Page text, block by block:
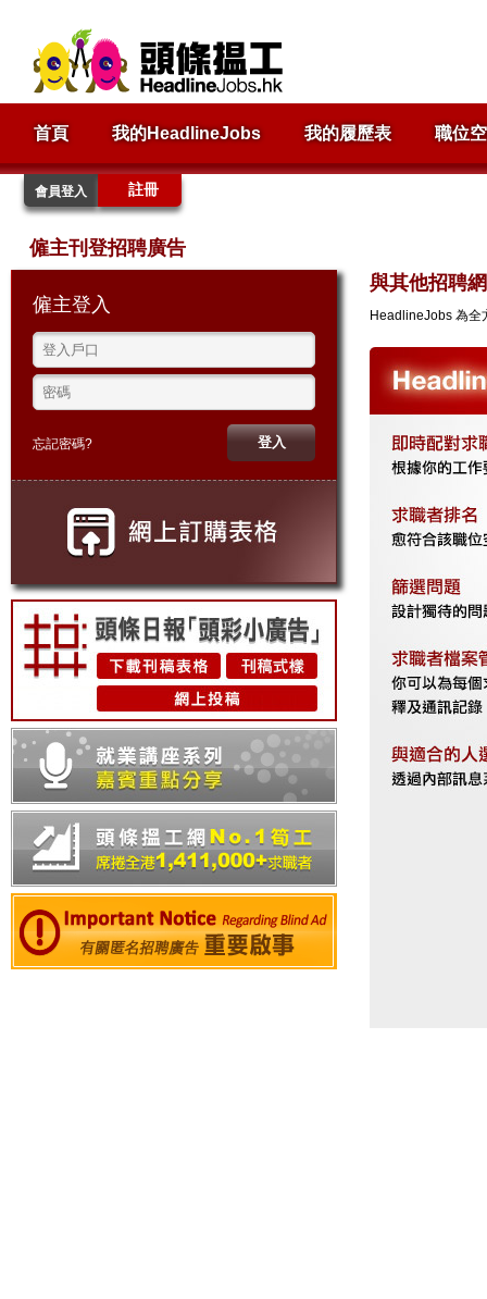
首頁 我的HeadlineJobs 我的履歷表 職位
會員登入 註冊
僱主刊登招聘廣告
僱主登入
忘記密碼?
與其他招聘
HeadlineJobs 為全